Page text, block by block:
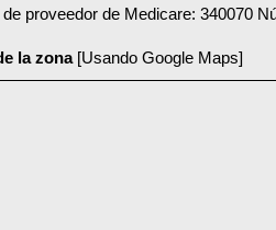
de proveedor de Medicare: 340070
la zona[Usando Google Maps]